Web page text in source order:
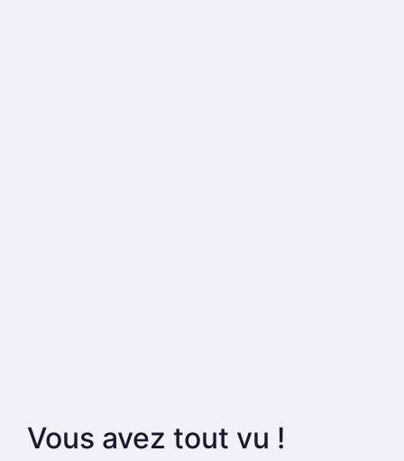
Vous avez tout vu !